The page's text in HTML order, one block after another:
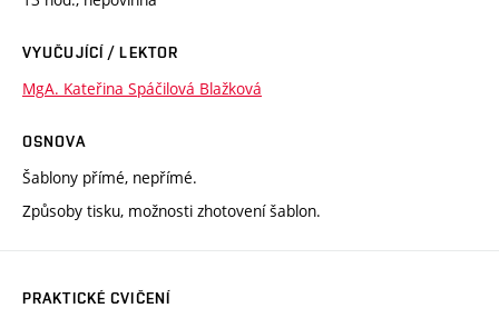
VYUČUJÍCÍ / LEKTOR
MgA. Kateřina Spáčilová Blažková
OSNOVA
Šablony přímé, nepřímé.
Způsoby tisku, možnosti zhotovení šablon.
PRAKTICKÉ CVIČENÍ